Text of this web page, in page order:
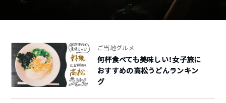
ご当地グルメ
何杯食べても美味しい！女子旅に
おすすめの高松うどんランキン
グ